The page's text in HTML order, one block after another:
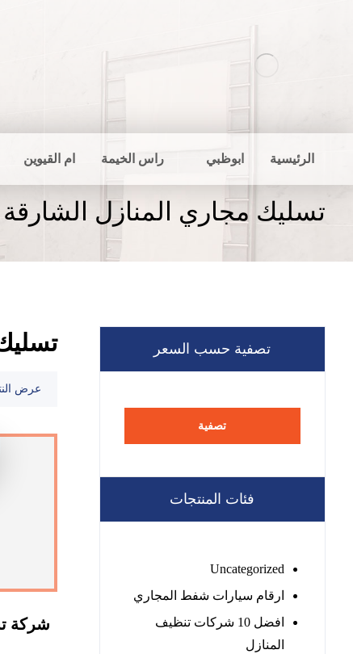
الرئيسية ابوظبي راس الخيمة ام القيوين
تسليك مجاري المنازل الشارقة
عرض
شركة
تصفية حسب السعر
تصفية
فئات المنتجات
Uncategorized
ارقام سيارات شفط المجاري
افضل 10 شركات تنظيف
المنازل